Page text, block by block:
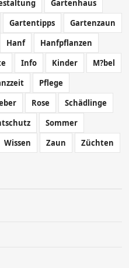
Gartenhaus
Gartentipps
Gartenzaun
Hanf
Hanfpflanzen
Info Kinder
M?bel
Pflege
Rose
Schädlinge
Sommer
Wissen Zaun Züchten